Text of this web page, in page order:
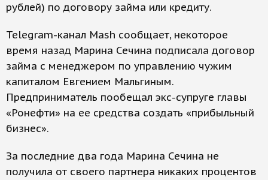
рублей) по договору займа или кредиту.
Telegram-канал Mash сообщает, некоторое
время назад Марина Сечина подписала договор
займа с менеджером по управлению чужим
капиталом Евгением Мальгиным.
Предприниматель пообещал экс-супруге главы
«Ронефти» на ее средства создать «прибыльный
бизнес».
За последние два года Марина Сечина не
получила от своего партнера никаких процентов